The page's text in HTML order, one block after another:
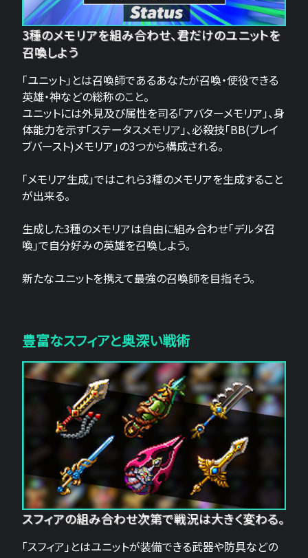
3種のメモリアを組み合わせ、君だけのユニットを
召喚しよう
「ユニット」とは召喚師であるあなたが召喚・使役できる
英雄・神などの総称のこと。
ユニットには外見及び属性を司る「アバターメモリア」、身
体能力を示す「ステータスメモリア」、必殺技「BB(ブレイ
ブバースト)メモリア」の3つから構成される。
「メモリア生成」ではこれら3種のメモリアを生成すること
が出来る。
生成した3種のメモリアは自由に組み合わせ「デルタ召
喚」で自分好みの英雄を召喚しよう。
新たなユニットを携えて最強の召喚師を目指そう。
豊富なスフィアと奥深い戦術
スフィアの組み合わせ次第で戦況は大きく変わる。
「スフィア」とはユニットが装備できる武器や防具などの